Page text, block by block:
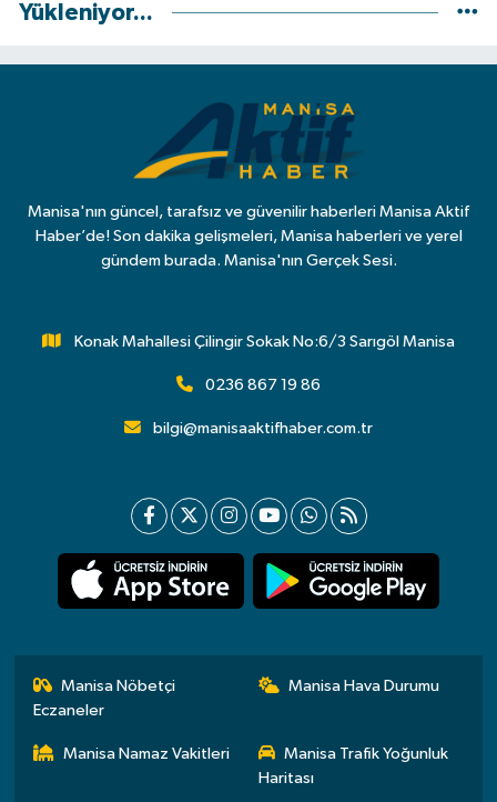
Yükleniyor...
Manisa'nın güncel, tarafsız ve güvenilir haberleri Manisa Aktif
Haber’de! Son dakika gelişmeleri, Manisa haberleri ve yerel
gündem burada. Manisa'nın Gerçek Sesi.
Konak Mahallesi Çilingir Sokak No:6/3 Sarıgöl Manisa
0236 867 19 86
bilgi@manisaaktifhaber.com.tr
Manisa Nöbetçi
Eczaneler
Manisa Hava Durumu
Manisa Namaz Vakitleri
Manisa Trafik Yoğunluk
Haritası